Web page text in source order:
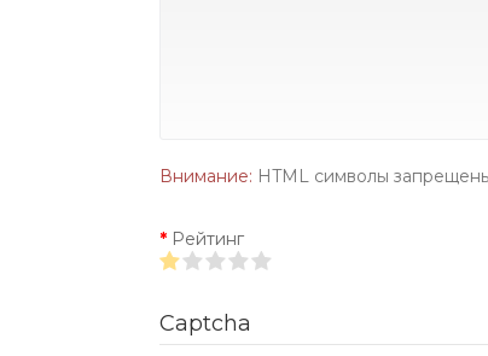
Внимание: HTML символы
Рейтинг
Captcha